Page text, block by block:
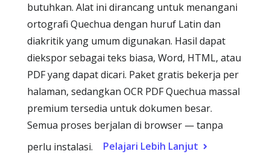
butuhkan. Alat ini dirancang untuk menangani
ortografi Quechua dengan huruf Latin dan
diakritik yang umum digunakan. Hasil dapat
diekspor sebagai teks biasa, Word, HTML, atau
PDF yang dapat dicari. Paket gratis bekerja per
halaman, sedangkan OCR PDF Quechua massal
premium tersedia untuk dokumen besar.
Semua proses berjalan di browser — tanpa
perlu instalasi.
Pelajari Lebih Lanjut